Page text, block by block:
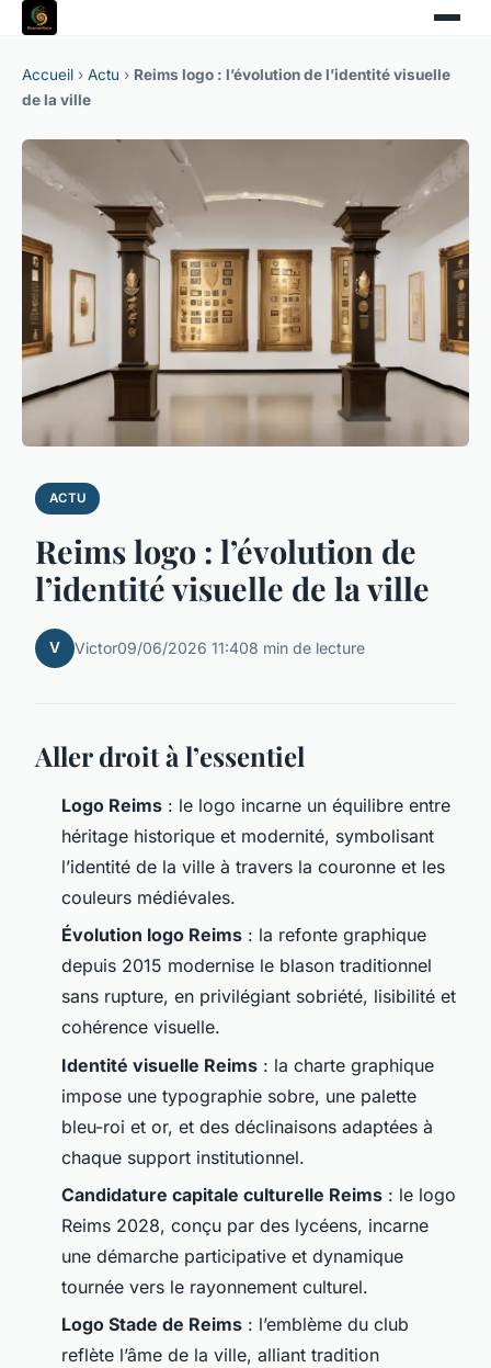
Accueil › Actu › Reims logo : l’évolution de l’identité visuelle
de la ville
ACTU
Reims logo : l’évolution de
l’identité visuelle de la ville
V Victor09/06/2026 11:408 min de lecture
Aller droit à l’essentiel
Logo Reims : le logo incarne un équilibre entre
héritage historique et modernité, symbolisant
l’identité de la ville à travers la couronne et les
couleurs médiévales.
Évolution logo Reims : la refonte graphique
depuis 2015 modernise le blason traditionnel
sans rupture, en privilégiant sobriété, lisibilité et
cohérence visuelle.
Identité visuelle Reims : la charte graphique
impose une typographie sobre, une palette
bleu-roi et or, et des déclinaisons adaptées à
chaque support institutionnel.
Candidature capitale culturelle Reims : le logo
Reims 2028, conçu par des lycéens, incarne
une démarche participative et dynamique
tournée vers le rayonnement culturel.
Logo Stade de Reims : l’emblème du club
reflète l’âme de la ville, alliant tradition